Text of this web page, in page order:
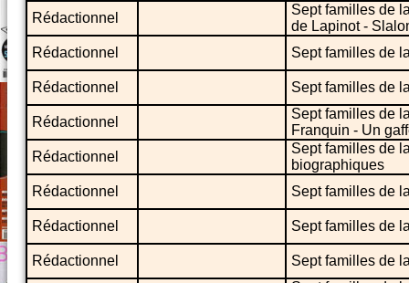
Rédactionnel
Sept familles de
de Lapinot -
Rédactionnel
Sept familles de
Rédactionnel Sept familles de
Rédactionnel
Sept familles de
Franquin - Un
Rédactionnel
Sept familles de
biographiques
Rédactionnel
Sept familles de
Rédactionnel Sept familles de
Rédactionnel Sept familles de